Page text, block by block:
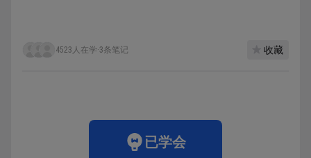
4523人在学·3条笔记 收藏
已学会